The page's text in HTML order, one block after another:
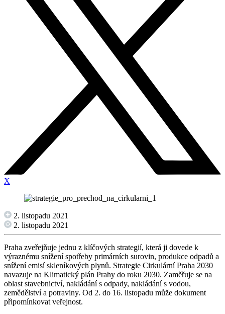
X
2. listopadu 2021
2. listopadu 2021
Praha zveřejňuje jednu z klíčových strategií, která ji dovede k
výraznému snížení spotřeby primárních surovin, produkce odpadů a
snížení emisí skleníkových plynů. Strategie Cirkulární Praha 2030
navazuje na Klimatický plán Prahy do roku 2030. Zaměřuje se na
oblast stavebnictví, nakládání s odpady, nakládání s vodou,
zemědělství a potraviny. Od 2. do 16. listopadu může dokument
připomínkovat veřejnost.